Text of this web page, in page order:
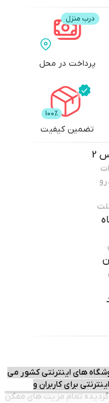
پرداخت در محل
تضمین کیفیت
2
های اینترنتی کشور می
برای کاربران و
تمام مزیت های ممکن